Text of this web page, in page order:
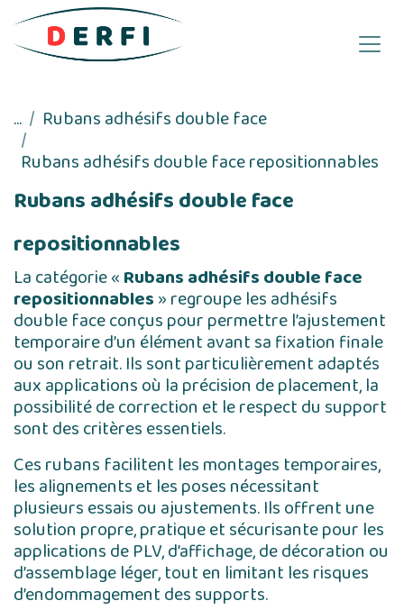
Se rendre au contenu
...
Rubans adhésifs double face
Rubans adhésifs double face repositionnables
Rubans adhésifs double face
repositionnables
La catégorie «Rubans adhésifs double face
repositionnables» regroupe les adhésifs
double face conçus pour permettre l’ajustement
temporaire d’un élément avant sa fixation finale
ou son retrait. Ils sont particulièrement adaptés
aux applications où la précision de placement, la
possibilité de correction et le respect du support
sont des critères essentiels.
Ces rubans facilitent les montages temporaires,
les alignements et les poses nécessitant
plusieurs essais ou ajustements. Ils offrent une
solution propre, pratique et sécurisante pour les
applications de PLV, d’affichage, de décoration ou
d’assemblage léger, tout en limitant les risques
d’endommagement des supports.